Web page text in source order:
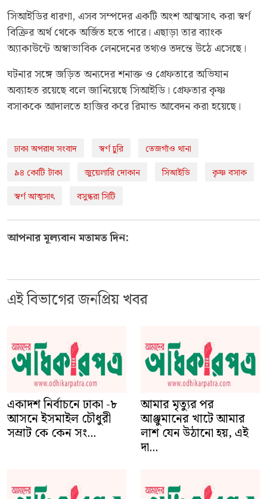
সিআইডির ধারণা, এসব সম্পদের একটি অংশ আত্মসাৎ করা স্বর্ণ
বিক্রির অর্থ থেকে অর্জিত হতে পারে। এছাড়া তার ব্যাংক
অ্যাকাউন্টে অস্বাভাবিক লেনদেনের তথ্যও তদন্তে উঠে এসেছে।
ঘটনার সঙ্গে জড়িত অন্যদের শনাক্ত ও গ্রেফতারে অভিযান
অব্যাহত রয়েছে বলে জানিয়েছে সিআইডি। গ্রেফতার কৃষ্ণ
বসাককে আদালতে হাজির করে রিমান্ড আবেদন করা হয়েছে।
ঢাকা অপরাধ সংবাদ স্বর্ণ চুরি
তেজগাঁও থানা
৯৪ কোটি টাকা
জুয়েলারি দোকান সিআইডি
কৃষ্ণ বসাক
স্বর্ণ আত্মসাৎ
বসুন্ধরা সিটি
আপনার মূল্যবান মতামত দিন:
এই বিভাগের জনপ্রিয় খবর
একাদশ নির্বাচনে ঢাকা -৮
আসনে ইসমাইল চৌধুরী
সম্রাট কে কেন সং... আমার মৃত্যুর পর
আঞ্জুমানের খাটে আমার
লাশ যেন উঠানো হয়, এই
দা...